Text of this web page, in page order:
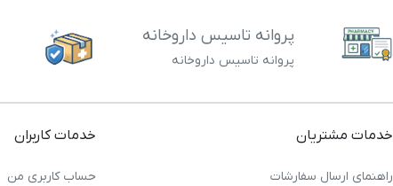
پروانه تاسیس داروخانه
پروانه تاسیس داروخانه
خدمات مشتریان
راهنمای ارسال سفارشات
خدمات کاربران
حساب کاربری من